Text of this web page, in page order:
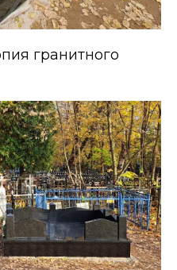
гранитного